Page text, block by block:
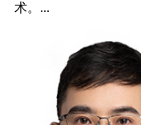
术。...